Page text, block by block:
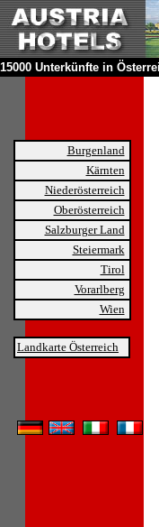
15000 Unterkünfte in
Burgenland
Kärnten
Niederösterreich
Oberösterreich
Salzburger Land
Steiermark
Tirol
Vorarlberg
Wien
Landkarte Österreich